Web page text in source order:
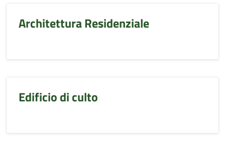
Architettura Residenziale
Edificio di culto